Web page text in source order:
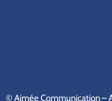
© Aimée Communication –